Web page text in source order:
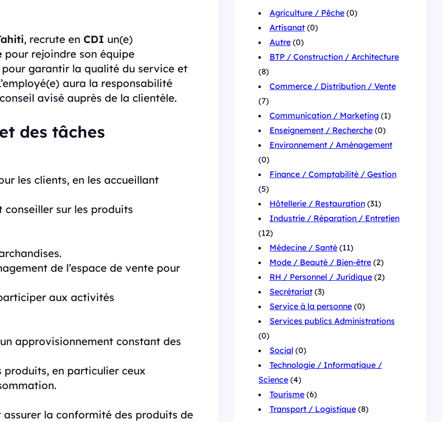
, recrute en CDI un(e)
pour rejoindre son équipe
garantir la qualité du service et
aura la responsabilité
avisé auprès de la clientèle.
des tâches
les clients, en les accueillant
sur les produits
de l’espace de vente pour
aux activités
approvisionnement constant des
en particulier ceux
la conformité des produits de
Agriculture / Pêche(0)
Artisanat(0)
Autre(0)
BTP / Construction / Architecture
(8)
Commerce / Distribution / Vente
(7)
Communication / Marketing(1)
Enseignement / Recherche(0)
Environnement / Aménagement
(0)
Finance / Comptabilité / Gestion
(5)
Hôtellerie / Restauration(31)
Industrie / Réparation / Entretien
(12)
Médecine / Santé(11)
Mode / Beauté / Bien-être(2)
RH / Personnel / Juridique(2)
Secrétariat(3)
Service à la personne(0)
Services publics Administrations
(0)
Social (0)
Technologie / Informatique /
Science(4)
Tourisme(6)
Transport / Logistique(8)